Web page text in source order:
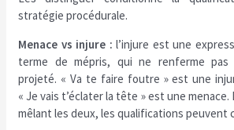
stratégie procédurale.
Menace vs injure : l’injure est une
terme de mépris, qui ne renferme pas
projeté. « Va te faire foutre » est une
« Je vais t’éclater la tête » est une
mêlant les deux, les qualifications peuvent